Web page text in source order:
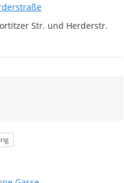
Str. und Herderstr.